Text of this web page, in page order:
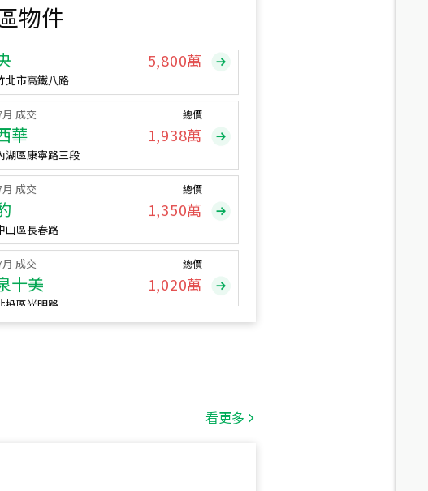
物件
月 成交
北市高鐵八路
月 成交
華
湖區康寧路三段
總價
1,938萬
月 成交
山區長春路
總價
1,350萬
月 成交
十美
投區光明路
總價
1,020萬
月 成交 總價
看更多